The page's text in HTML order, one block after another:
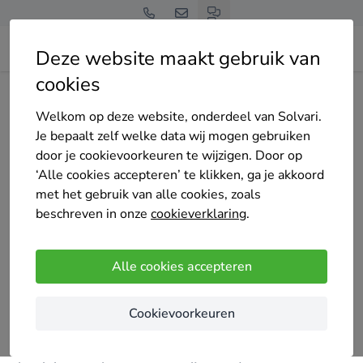
Deze website maakt gebruik van
cookies
Welkom op deze website, onderdeel van Solvari.
Je bepaalt zelf welke data wij mogen gebruiken
door je cookievoorkeuren te wijzigen. Door op
‘Alle cookies accepteren’ te klikken, ga je akkoord
met het gebruik van alle cookies, zoals
beschreven in onze cookieverklaring.
Alle cookies accepteren
Cookievoorkeuren
Home Ramen en deuren
KwadrO Ramen en deuren
(1 reviews)
KwadrO is een betrouwbare partner voor ramen en